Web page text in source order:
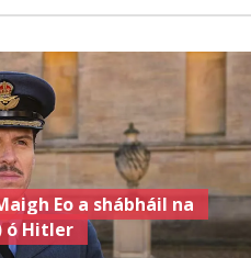
Eo a shábháil na
ó Hitler